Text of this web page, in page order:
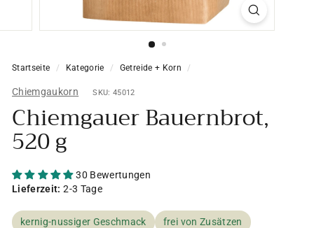
Startseite / Kategorie / Getreide + Korn /
Chiemgaukorn SKU: 45012
Chiemgauer Bauernbrot,
520 g
30 Bewertungen
Lieferzeit: 2-3 Tage
kernig-nussiger Geschmack frei von Zusätzen